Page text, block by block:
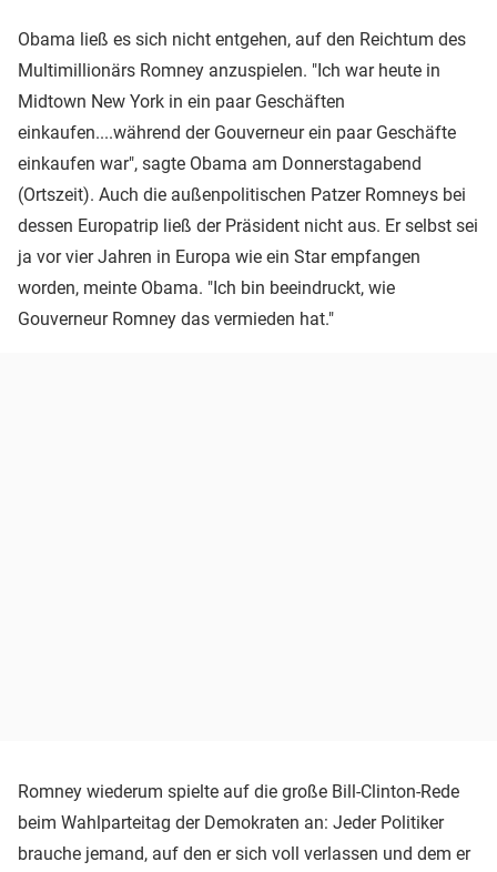
Obama ließ es sich nicht entgehen, auf den Reichtum des
Multimillionärs Romney anzuspielen. "Ich war heute in
Midtown New York in ein paar Geschäften
einkaufen....während der Gouverneur ein paar Geschäfte
einkaufen war", sagte Obama am Donnerstagabend
(Ortszeit). Auch die außenpolitischen Patzer Romneys bei
dessen Europatrip ließ der Präsident nicht aus. Er selbst sei
ja vor vier Jahren in Europa wie ein Star empfangen
worden, meinte Obama. "Ich bin beeindruckt, wie
Gouverneur Romney das vermieden hat."
Romney wiederum spielte auf die große Bill-Clinton-Rede
beim Wahlparteitag der Demokraten an: Jeder Politiker
brauche jemand, auf den er sich voll verlassen und dem er